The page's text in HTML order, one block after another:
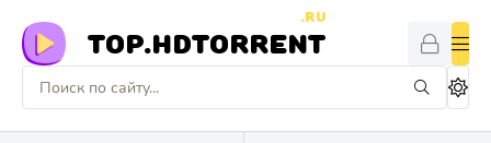
TOP.HDTORRENT
.RU